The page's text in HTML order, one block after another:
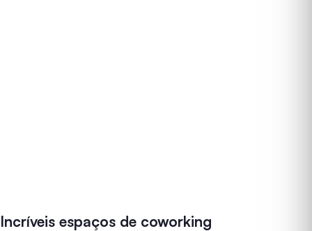
Incríveis espaços de coworking